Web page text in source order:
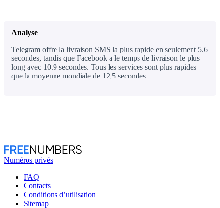
Analyse
Telegram offre la livraison SMS la plus rapide en seulement 5.6
secondes, tandis que Facebook a le temps de livraison le plus
long avec 10.9 secondes. Tous les services sont plus rapides
que la moyenne mondiale de 12,5 secondes.
Numéros privés
FAQ
Contacts
Conditions d’utilisation
Sitemap